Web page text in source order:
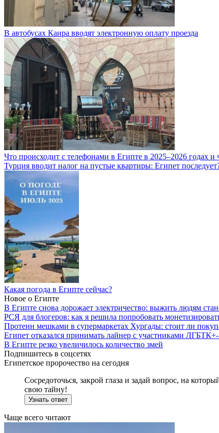
В автобусах Каира вводят электронную оплату проезда
Что происходит с телефонами в Египте в 2025–2026 годах и
Турция вводит налог на пустые квартиры: Египет
Какая погода в Египте сейчас?
Новое о Египте
В Египте снова дорожает электричество: выжить людям
РСЯ для блогеров: как я решила попробовать
Протеин мешками в супермаркетах Хургады: стоит ли
Египет отказался принимать лайнер с участниками ЛГБТК+-
В Египте резко увеличилось количество змей
Подпишитесь в соцсетях
Египетское пророчество на сегодня
Сосредоточься, закрой глаза и задай вопрос, на
свою тайну!
Узнать ответ
Чаще всего читают